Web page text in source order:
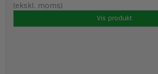
(ekskl. moms)
Vis produkt